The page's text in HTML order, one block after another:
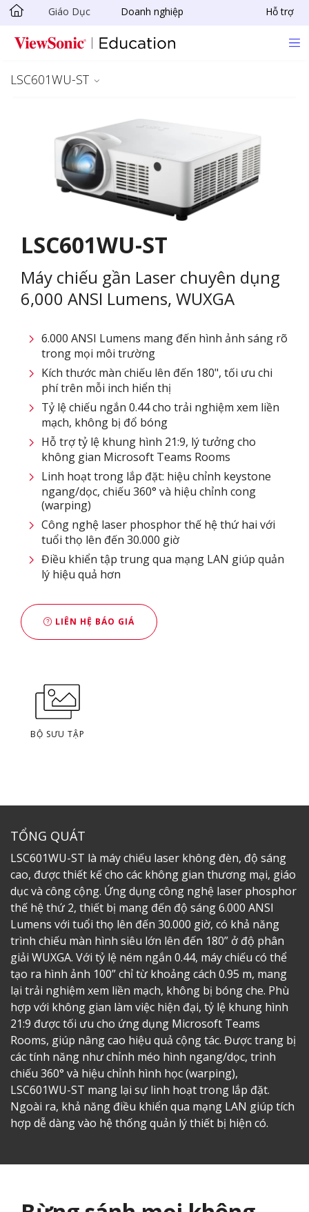
Chuyển đến nội dung chính
Giáo Dục Doanh nghiệp Hỗ trợ
LSC601WU-ST
LSC601WU-ST
Máy chiếu gần Laser chuyên dụng
6,000 ANSI Lumens, WUXGA
6.000 ANSI Lumens mang đến hình ảnh sáng rõ
trong mọi môi trường
Kích thước màn chiếu lên đến 180", tối ưu chi
phí trên mỗi inch hiển thị
Tỷ lệ chiếu ngắn 0.44 cho trải nghiệm xem liền
mạch, không bị đổ bóng
Hỗ trợ tỷ lệ khung hình 21:9, lý tưởng cho
không gian Microsoft Teams Rooms
Linh hoạt trong lắp đặt: hiệu chỉnh keystone
ngang/dọc, chiếu 360° và hiệu chỉnh cong
(warping)
Công nghệ laser phosphor thế hệ thứ hai với
tuổi thọ lên đến 30.000 giờ
Điều khiển tập trung qua mạng LAN giúp quản
lý hiệu quả hơn
LIÊN HỆ BÁO GIÁ
BỘ SƯU TẬP
TỔNG QUÁT
LSC601WU-ST là máy chiếu laser không đèn, độ sáng
cao, được thiết kế cho các không gian thương mại, giáo
dục và công cộng. Ứng dụng công nghệ laser phosphor
thế hệ thứ 2, thiết bị mang đến độ sáng 6.000 ANSI
Lumens với tuổi thọ lên đến 30.000 giờ, có khả năng
trình chiếu màn hình siêu lớn lên đến 180” ở độ phân
giải WUXGA. Với tỷ lệ ném ngắn 0.44, máy chiếu có thể
tạo ra hình ảnh 100” chỉ từ khoảng cách 0.95 m, mang
lại trải nghiệm xem liền mạch, không bị bóng che. Phù
hợp với không gian làm việc hiện đại, tỷ lệ khung hình
21:9 được tối ưu cho ứng dụng Microsoft Teams
Rooms, giúp nâng cao hiệu quả cộng tác. Được trang bị
các tính năng như chỉnh méo hình ngang/dọc, trình
chiếu 360° và hiệu chỉnh hình học (warping),
LSC601WU-ST mang lại sự linh hoạt trong lắp đặt.
Ngoài ra, khả năng điều khiển qua mạng LAN giúp tích
hợp dễ dàng vào hệ thống quản lý thiết bị hiện có.